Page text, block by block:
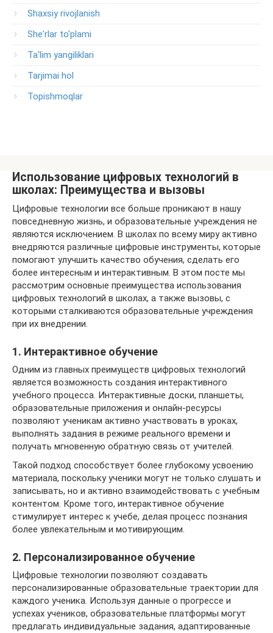
Shaxsiy rivojlanish
She'rlar to'plami
Ta'lim yangiliklari
Tarjimai hol
Topishmoqlar
Использование цифровых технологий в
школах: Преимущества и вызовы
Цифровые технологии все больше проникают в нашу
повседневную жизнь, и образовательные учреждения не
являются исключением. В школах по всему миру активно
внедряются различные цифровые инструменты, которые
помогают улучшить качество обучения, сделать его
более интересным и интерактивным. В этом посте мы
рассмотрим основные преимущества использования
цифровых технологий в школах, а также вызовы, с
которыми сталкиваются образовательные учреждения
при их внедрении.
1. Интерактивное обучение
Одним из главных преимуществ цифровых технологий
является возможность создания интерактивного
учебного процесса. Интерактивные доски, планшеты,
образовательные приложения и онлайн-ресурсы
позволяют ученикам активно участвовать в уроках,
выполнять задания в режиме реального времени и
получать мгновенную обратную связь от учителей.
Такой подход способствует более глубокому усвоению
материала, поскольку ученики могут не только слушать и
записывать, но и активно взаимодействовать с учебным
контентом. Кроме того, интерактивное обучение
стимулирует интерес к учебе, делая процесс познания
более увлекательным и мотивирующим.
2. Персонализированное обучение
Цифровые технологии позволяют создавать
персонализированные образовательные траектории для
каждого ученика. Используя данные о прогрессе и
успехах учеников, образовательные платформы могут
предлагать индивидуальные задания, адаптированные